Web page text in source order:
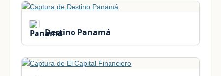
Destino Panamá